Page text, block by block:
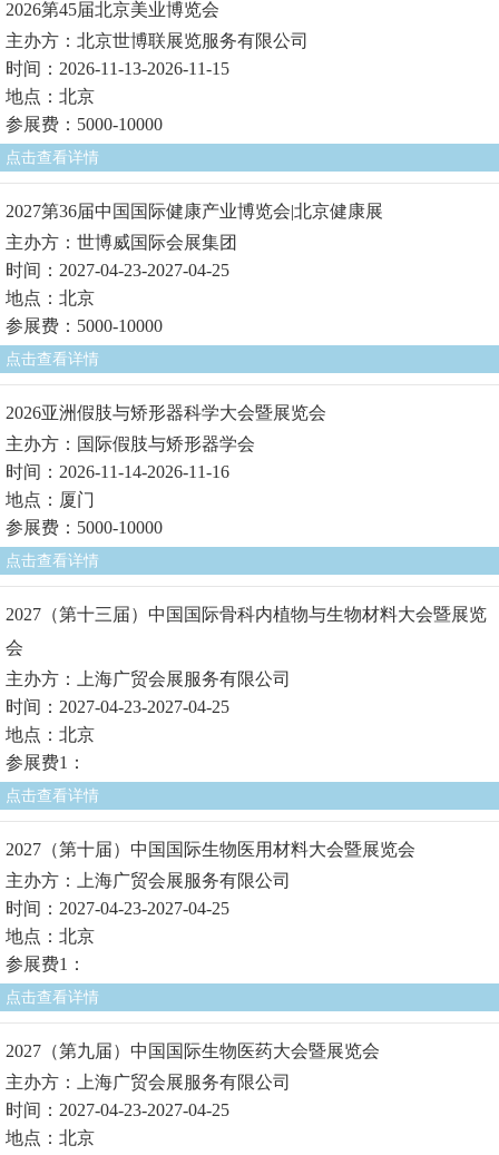
2026第45届北京美业博览会
主办方：北京世博联展览服务有限公司
时间：2026-11-13-2026-11-15
地点：北京
参展费：5000-10000
点击查看详情
2027第36届中国国际健康产业博览会|北京健康展
主办方：世博威国际会展集团
时间：2027-04-23-2027-04-25
地点：北京
参展费：5000-10000
点击查看详情
2026亚洲假肢与矫形器科学大会暨展览会
主办方：国际假肢与矫形器学会
时间：2026-11-14-2026-11-16
地点：厦门
参展费：5000-10000
点击查看详情
2027（第十三届）中国国际骨科内植物与生物材料大会暨展览
会
主办方：上海广贸会展服务有限公司
时间：2027-04-23-2027-04-25
地点：北京
参展费1：
点击查看详情
2027（第十届）中国国际生物医用材料大会暨展览会
主办方：上海广贸会展服务有限公司
时间：2027-04-23-2027-04-25
地点：北京
参展费1：
点击查看详情
2027（第九届）中国国际生物医药大会暨展览会
主办方：上海广贸会展服务有限公司
时间：2027-04-23-2027-04-25
地点：北京